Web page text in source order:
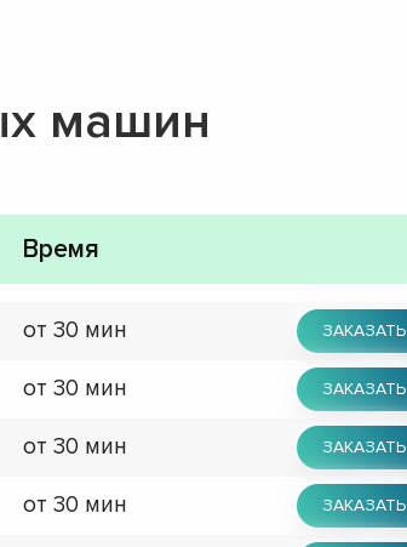
машин
Время
от 30 мин ЗАКАЗАТЬ
от 30 мин ЗАКАЗАТЬ
от 30 мин ЗАКАЗАТЬ
от 30 мин ЗАКАЗАТЬ